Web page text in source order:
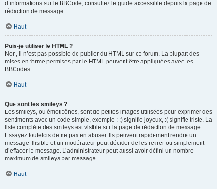
d’informations sur le BBCode, consultez le guide accessible depuis la page de
rédaction de message.
Haut
Puis-je utiliser le HTML ?
Non, il n’est pas possible de publier du HTML sur ce forum. La plupart des
mises en forme permises par le HTML peuvent être appliquées avec les
BBCodes.
Haut
Que sont les smileys ?
Les smileys, ou émoticônes, sont de petites images utilisées pour exprimer des
sentiments avec un code simple, exemple : :) signifie joyeux, :( signifie triste. La
liste complète des smileys est visible sur la page de rédaction de message.
Essayez toutefois de ne pas en abuser. Ils peuvent rapidement rendre un
message illisible et un modérateur peut décider de les retirer ou simplement
d’effacer le message. L’administrateur peut aussi avoir défini un nombre
maximum de smileys par message.
Haut